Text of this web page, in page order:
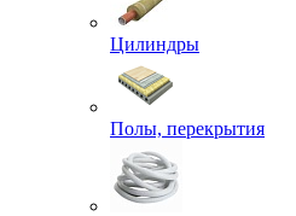
Цилиндры
Полы, перекрытия